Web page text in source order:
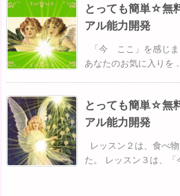
とっても簡単☆無
アル能力開発
「今 ここ」を感じま
あなたのお気に入りを
とっても簡単☆無
アル能力開発
レッスン２は、食べ
た。 レッスン３は、「